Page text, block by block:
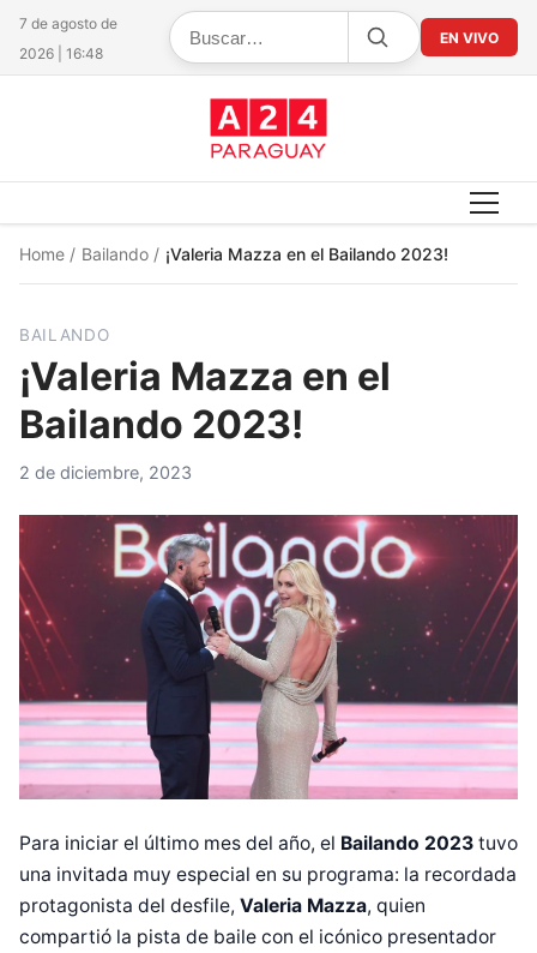
7 de agosto de
2026 | 16:48
EN VIVO
Home / Bailando / ¡Valeria Mazza en el Bailando 2023!
BAILANDO
¡Valeria Mazza en el
Bailando 2023!
2 de diciembre, 2023
Para iniciar el último mes del año, el Bailando 2023 tuvo
una invitada muy especial en su programa: la recordada
protagonista del desfile, Valeria Mazza, quien
compartió la pista de baile con el icónico presentador